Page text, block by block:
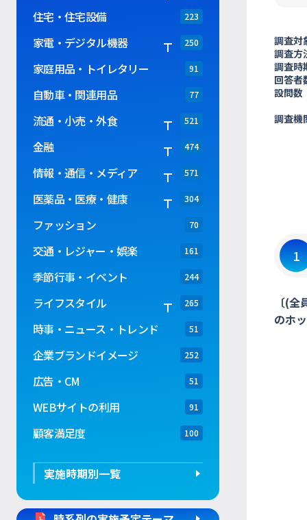
住宅・住宅設備 223
家電・デジタル機器 250
家庭用品・トイレタリー 91
自動車・関連用品 77
流通・小売・外食 521
金融 474
情報・通信・メディア 571
医薬品・医療・健康 304
ファッション 70
交通・レジャー・娯楽 161
季節行事・イベント 244
ライフスタイル 265
時事・ニュース・トレンド 51
企業ブランドイメージ 252
広告・CM 51
WEBサイトの利用 91
顧客満足度 100
実施時期別一覧
調査対
調査方
調査時
回答者
設問数
調査機
1
〔(
のホ